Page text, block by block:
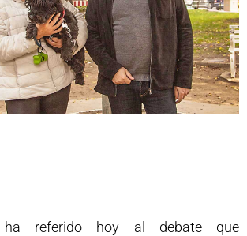
referido hoy al debate que